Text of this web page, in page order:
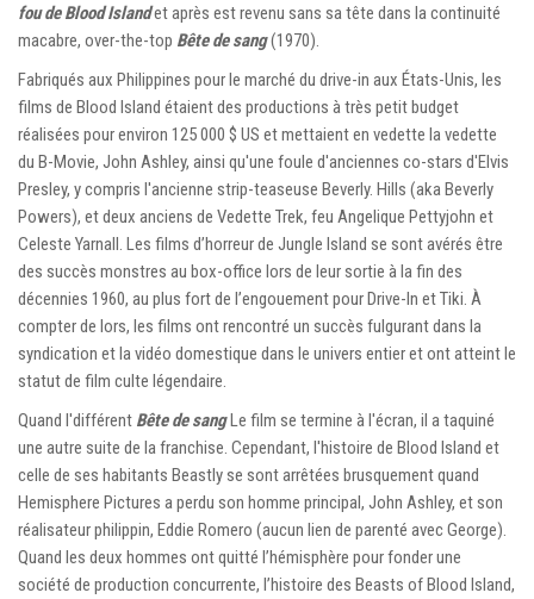
fou de Blood Islandet après est revenu sans sa tête dans la continuité
macabre, over-the-top Bête de sang(1970).
Fabriqués aux Philippines pour le marché du drive-in aux États-Unis, les
films de Blood Island étaient des productions à très petit budget
réalisées pour environ 125 000 $ US et mettaient en vedette la vedette
du B-Movie, John Ashley, ainsi qu'une foule d'anciennes co-stars d'Elvis
Presley, y compris l'ancienne strip-teaseuse Beverly. Hills (aka Beverly
Powers), et deux anciens de Vedette Trek, feu Angelique Pettyjohn et
Celeste Yarnall. Les films d’horreur de Jungle Island se sont avérés être
des succès monstres au box-office lors de leur sortie à la fin des
décennies 1960, au plus fort de l’engouement pour Drive-In et Tiki. À
compter de lors, les films ont rencontré un succès fulgurant dans la
syndication et la vidéo domestique dans le univers entier et ont atteint le
statut de film culte légendaire.
Quand l'différent Bête de sangLe film se termine à l'écran, il a taquiné
une autre suite de la franchise. Cependant, l'histoire de Blood Island et
celle de ses habitants Beastly se sont arrêtées brusquement quand
Hemisphere Pictures a perdu son homme principal, John Ashley, et son
réalisateur philippin, Eddie Romero (aucun lien de parenté avec George).
Quand les deux hommes ont quitté l’hémisphère pour fonder une
société de production concurrente, l’histoire des Beasts of Blood Island,